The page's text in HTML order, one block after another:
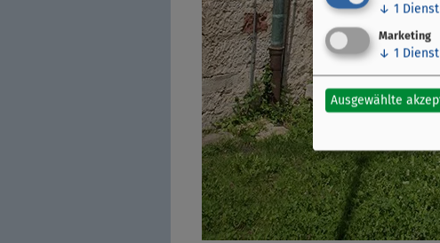
↓ 1 Dienst
Marketing
↓ 1 Dienst
Ausgewählte